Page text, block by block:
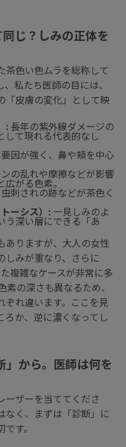
じ？しみの正体を
茶色い色ムラを総称して
、私たち医師の目には、
「皮膚の変化」として映
: 長年の紫外線ダメージの
して現れる代表的なし
因が強く、鼻や頬を中心
の乱れや摩擦などが影響
がる色素。
刺されの跡などが茶色く
ーシス）: 一見しみのよ
う深い層にできる「あ
ありますが、大人の女性
しみが重なり、さらに
複雑なケースが非常に多
素の深さも異なるため、
ぞれ違います。ここを見
ろか、逆に濃くなってし
」から。医師は何を
ーザーを当ててくださ
なく、まずは「診断」に
す。